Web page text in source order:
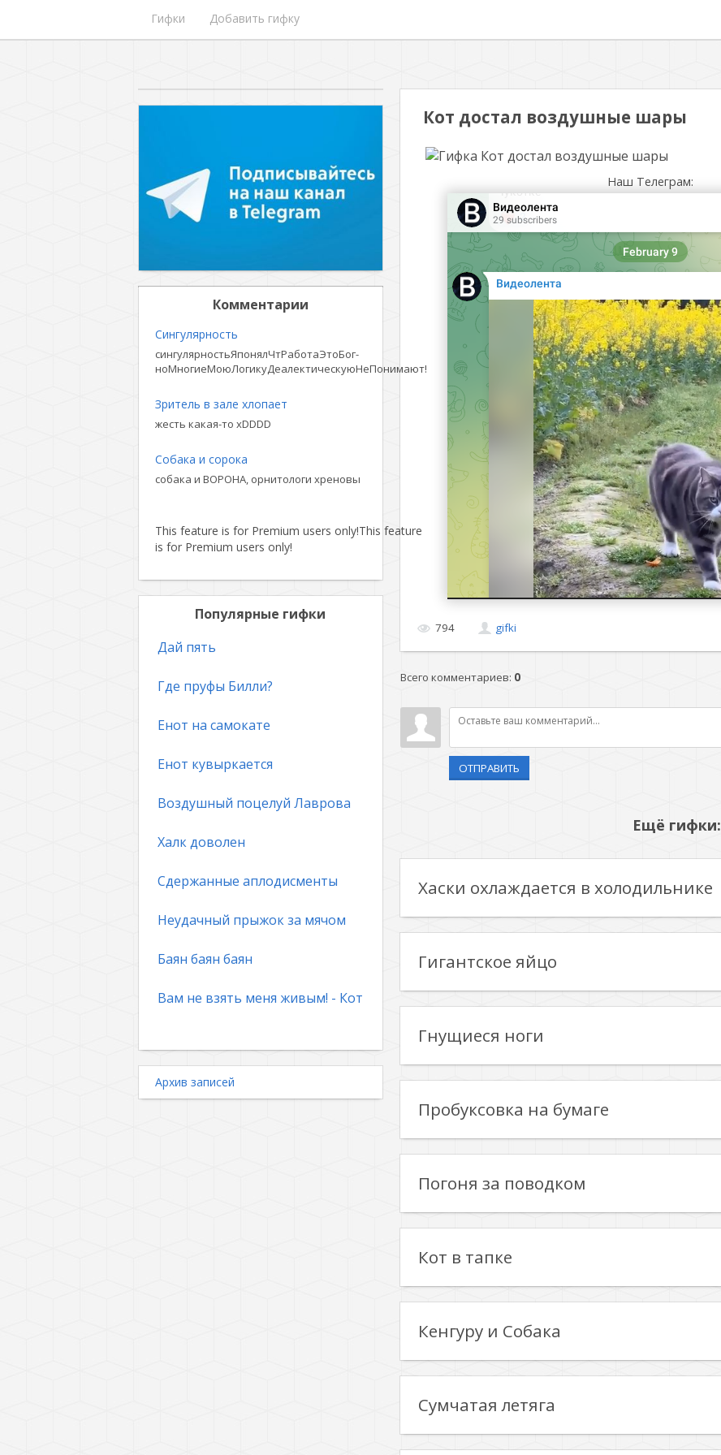
Гифки Добавить гифку
Кот достал воздушные шары
Наш Телеграм:
794 gifki
Всего комментариев: 0
ОТПРАВИТЬ
Ещё гифки:
Хаски охлаждается в холодильнике
Гигантское яйцо
Гнущиеся ноги
Пробуксовка на бумаге
Погоня за поводком
Кот в тапке
Кенгуру и Собака
Сумчатая летяга
Комментарии
Сингулярность
сингулярностьЯпонялЧтРаботаЭтоБог-
ноМногиеМоюЛогикуДеалектическуюНеПонимают!
Зритель в зале хлопает
жесть какая-то xDDDD
Собака и сорока
собака и ВОРОНА, орнитологи хреновы
This feature is for Premium users only!This feature
is for Premium users only!
Популярные гифки
Дай пять
Где пруфы Билли?
Енот на самокате
Енот кувыркается
Воздушный поцелуй Лаврова
Халк доволен
Сдержанные аплодисменты
Неудачный прыжок за мячом
Баян баян баян
Вам не взять меня живым! - Кот
Архив записей